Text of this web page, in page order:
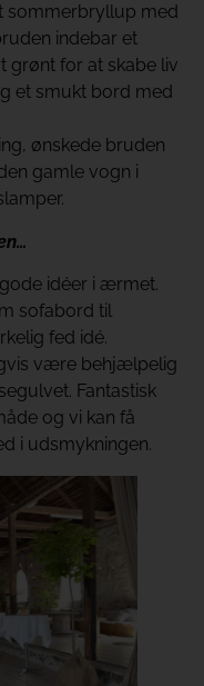
sommerbryllup med
indebar et
grønt for at skabe liv
et smukt bord med
ønskede bruden
gamle vogn i
idéer i ærmet.
sofabord til
fed idé.
være behjælpelig
Fantastisk
og vi kan få
i udsmykningen.